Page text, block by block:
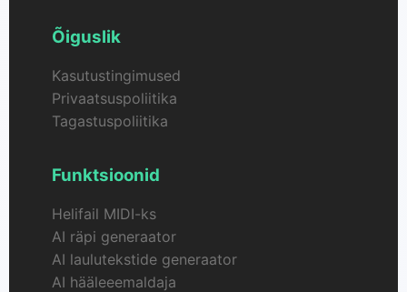
Õiguslik
Kasutustingimused
Privaatsuspoliitika
Tagastuspoliitika
Funktsioonid
Helifail MIDI-ks
AI räpi generaator
AI laulutekstide generaator
AI hääleeemaldaja